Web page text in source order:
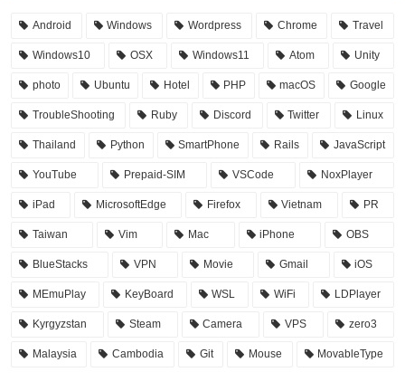
Android Windows Wordpress Chrome Travel
Windows10 OSX Windows11 Atom Unity
photo Ubuntu Hotel PHP macOS Google
TroubleShooting Ruby Discord Twitter Linux
Thailand Python SmartPhone Rails JavaScript
YouTube Prepaid-SIM VSCode NoxPlayer
iPad MicrosoftEdge Firefox Vietnam PR
Taiwan Vim Mac iPhone OBS
BlueStacks VPN Movie Gmail iOS
MEmuPlay KeyBoard WSL WiFi LDPlayer
Kyrgyzstan Steam Camera VPS zero3
Malaysia Cambodia Git Mouse MovableType